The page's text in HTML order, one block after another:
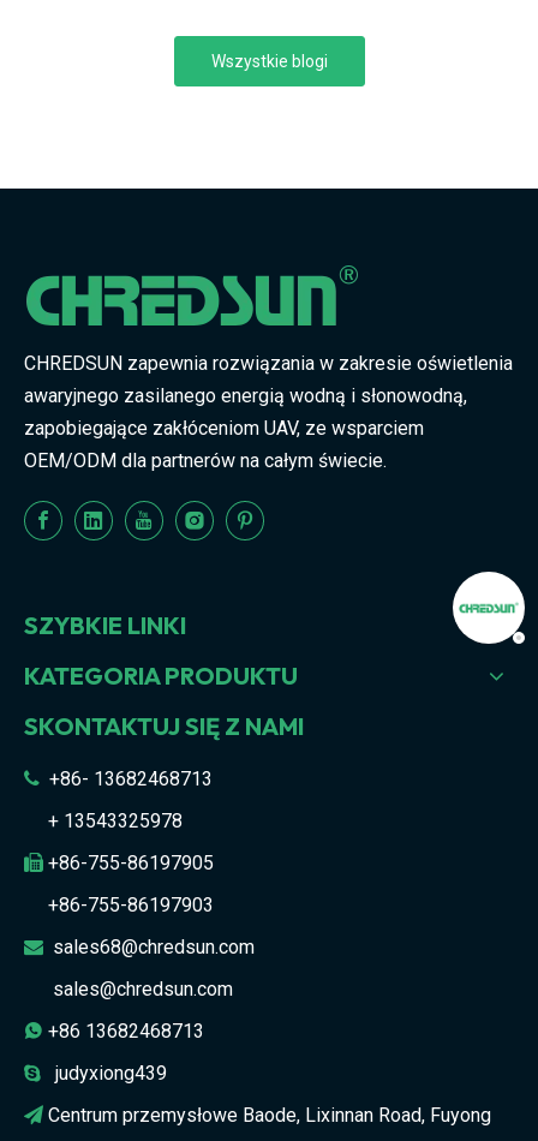
Wszystkie blogi
CHREDSUN zapewnia rozwiązania w zakresie oświetlenia
awaryjnego zasilanego energią wodną i słonowodną, ​​
zapobiegające zakłóceniom UAV, ze wsparciem
OEM/ODM dla partnerów na całym świecie.
SZYBKIE LINKI
KATEGORIA PRODUKTU
SKONTAKTUJ SIĘ Z NAMI
 +86- 13682468713
+ 13543325978
 +86-755-86197905
+86-755-86197903
 sales68@chredsun.com
sales@chredsun.com
 +86 13682468713
 judyxiong439
 Centrum przemysłowe Baode, Lixinnan Road, Fuyong